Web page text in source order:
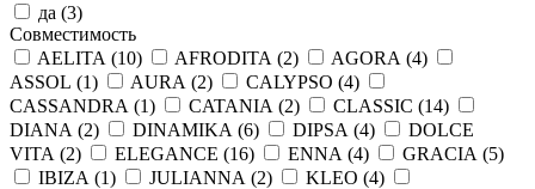
да (3)
Совместимость
AELITA (10) AFRODITA (2) AGORA (4)
ASSOL (1) AURA (2) CALYPSO (4)
CASSANDRA (1) CATANIA (2) CLASSIC (14)
DIANA (2) DINAMIKA (6) DIPSA (4)
DOLCE
VITA (2) ELEGANCE (16) ENNA (4) GRACIA (5)
IBIZA (1) JULIANNA (2) KLEO (4)